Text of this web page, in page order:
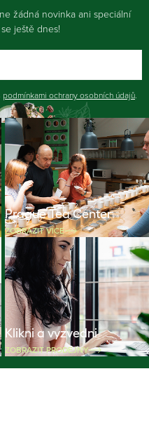
žádná novinka ani speciální
ještě dnes!
podmínkami ochrany osobních údajů.
Prague Tea Center
ZOBRAZIT VÍCE
Klikni a vyzvedni
ZOBRAZIT PRODEJNY